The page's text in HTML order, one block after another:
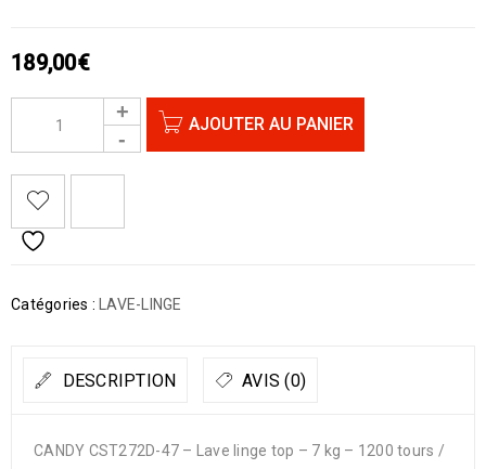
189,00€
AJOUTER AU PANIER
Catégories : LAVE-LINGE
DESCRIPTION AVIS (0)
CANDY CST272D-47 – Lave linge top – 7 kg – 1200 tours /